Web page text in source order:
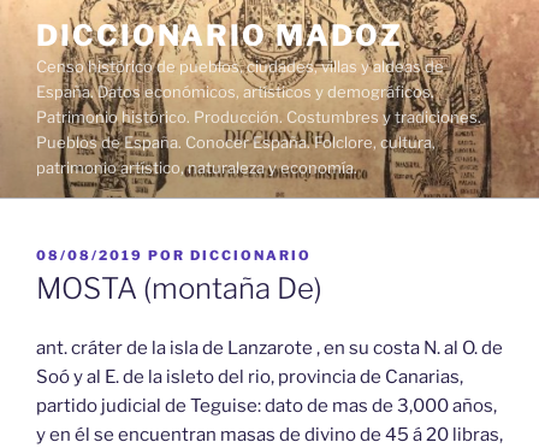
contenido
DICCIONARIO MADOZ
Censo histórico de pueblos, ciudades, villas y aldeas de
España. Datos económicos, artísticos y demográficos.
Patrimonio histórico. Producción. Costumbres y tradiciones.
Pueblos de España. Conocer España. Folclore, cultura,
patrimonio artístico, naturaleza y economía.
PUBLICADO
EL
08/08/2019 POR DICCIONARIO
MOSTA (montaña De)
ant. cráter de la isla de Lanzarote , en su costa N. al O. de
Soó y al E. de la isleto del rio, provincia de Canarias,
partido judicial de Teguise: dato de mas de 3,000 años,
y en él se encuentran masas de divino de 45 á 20 libras,